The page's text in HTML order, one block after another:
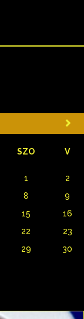
SZO V
1
2
8
9
15
16
22
23
29
30